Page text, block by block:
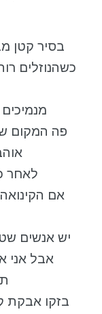
בסיר קטן
כשהנוזלים
פה המקום
לאחר כ-5 דקות תבדקו
אם
יש אנשים
אבל אני
בזקו אבקת